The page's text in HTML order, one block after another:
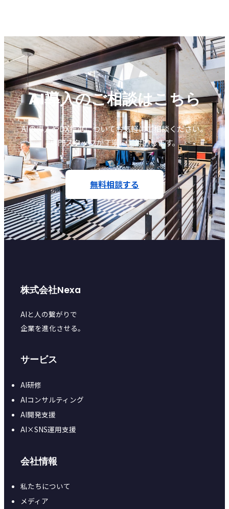
AI導入のご相談はこちら
AIの導入やDX推進についてお気軽にご相談ください。
専門スタッフが丁寧にご対応します。
無料相談する
株式会社Nexa
AIと人の繋がりで
企業を進化させる。
サービス
AI研修
AIコンサルティング
AI開発支援
AI×SNS運用支援
会社情報
私たちについて
メディア